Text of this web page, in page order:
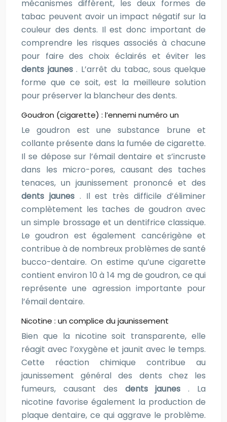
mécanismes diffèrent, les deux formes de
tabac peuvent avoir un impact négatif sur la
couleur des dents. Il est donc important de
comprendre les risques associés à chacune
pour faire des choix éclairés et éviter les
dents jaunes. L’arrêt du tabac, sous quelque
forme que ce soit, est la meilleure solution
pour préserver la blancheur des dents.
Goudron (cigarette) : l’ennemi numéro un
Le goudron est une substance brune et
collante présente dans la fumée de cigarette.
Il se dépose sur l’émail dentaire et s’incruste
dans les micro-pores, causant des taches
tenaces, un jaunissement prononcé et des
dents jaunes . Il est très difficile d’éliminer
complètement les taches de goudron avec
un simple brossage et un dentifrice classique.
Le goudron est également cancérigène et
contribue à de nombreux problèmes de santé
bucco-dentaire. On estime qu’une cigarette
contient environ 10 à 14 mg de goudron, ce qui
représente une agression importante pour
l’émail dentaire.
Nicotine : un complice du jaunissement
Bien que la nicotine soit transparente, elle
réagit avec l’oxygène et jaunit avec le temps.
Cette réaction chimique contribue au
jaunissement général des dents chez les
fumeurs, causant des dents jaunes. La
nicotine favorise également la production de
plaque dentaire, ce qui aggrave le problème.